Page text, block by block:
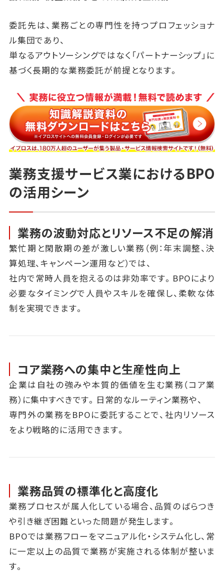
委託先は、業務ごとの専門性を持つプロフェッショナ
ル集団であり、
単なるアウトソーシングではなく「パートナーシップ」に
基づく長期的な業務委託が前提となります。
業務支援サービス業におけるBPO
の活用シーン
業務の波動対応とリソース不足の解消
繁忙期と閑散期の差が激しい業務（例：年末調整、決
算処理、キャンペーン運用など）では、
社内で常時人員を抱えるのは非効率です。BPOにより
必要なタイミングで人員やスキルを確保し、柔軟な体
制を実現できます。
コア業務への集中と生産性向上
企業は自社の強みや本質的価値を生む業務（コア業
務）に集中すべきです。日常的なルーティン業務や、
専門外の業務をBPOに委託することで、社内リソース
をより戦略的に活用できます。
業務品質の標準化と高度化
業務プロセスが属人化している場合、品質のばらつき
や引き継ぎ困難といった問題が発生します。
BPOでは業務フローをマニュアル化・システム化し、常
に一定以上の品質で業務が実施される体制が整いま
す。